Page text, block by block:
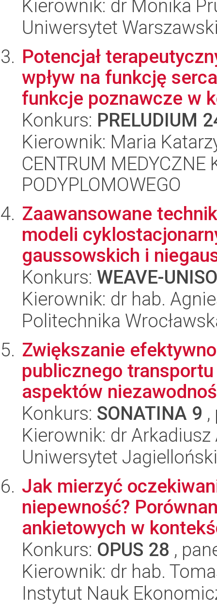
Kierownik: dr Monika
Uniwersytet
Potencjał
wpływ na funkcję
funkcje poznawcze w
Konkurs: PRELUDIUM
Kierownik: Maria
CENTRUM MEDYCZNE
PODYPLOMOWEGO
Zaawansowane
modeli
gaussowskich i
Konkurs: WEAVE-
Kierownik: dr hab.
Politechnika
Zwiększanie
publicznego
aspektów
Konkurs: SONATINA 9
Kierownik: dr
Uniwersytet Jagielloński
Jak mierzyć
niepewność?
ankietowych w
Konkurs: OPUS 28 ,
Kierownik: dr hab.
Instytut Nauk